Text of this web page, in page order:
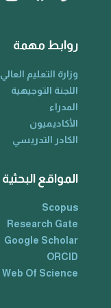
روابط مهمة
وزارة التعليم العالي
اللجنة التوجيهية
المدراء
الأكاديميون
الكادر التدريسي
المواقع البحثية
Scopus
Research Gate
Google Scholar
ORCID
Web Of Science